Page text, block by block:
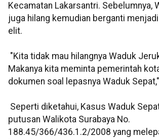
Kecamatan Lakarsantri. Sebelumnya,
juga hilang kemudian berganti
elit.
"Kita tidak mau hilangnya Waduk
Makanya kita meminta pemerintah
dokumen soal lepasnya Waduk
Seperti diketahui, Kasus Waduk
putusan Walikota Surabaya No.
188.45/366/436.1.2/2008 yang